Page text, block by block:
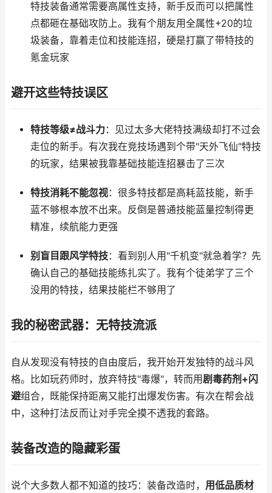
特技装备通常需要高属性支持，新手反而可以把属性
点都砸在基础攻防上。我有个朋友用全属性+20的垃
圾装备，靠着走位和技能连招，硬是打赢了带特技的
氪金玩家
避开这些特技误区
特技等级≠战斗力：见过太多大佬特技满级却打不过会
走位的新手。有次我在竞技场遇到个带"天外飞仙"特技
的玩家，结果被我靠基础技能连招暴击了三次
特技消耗不能忽视：很多特技都是高耗蓝技能，新手
蓝不够根本放不出来。反倒是普通技能蓝量控制得更
精准，续航能力更强
别盲目跟风学特技：看到别人用"千机变"就急着学？先
确认自己的基础技能练扎实了。我有个徒弟学了三个
没用的特技，结果技能栏不够用了
我的秘密武器：无特技流派
自从发现没有特技的自由度后，我开始开发独特的战斗风
格。比如玩药师时，放弃特技"毒爆"，转而用剧毒药剂+闪
避组合，既能保持距离又能打出爆发伤害。有次在帮会战
中，这种打法反而让对手完全摸不透我的套路。
装备改造的隐藏彩蛋
说个大多数人都不知道的技巧：装备改造时， 用低品质材